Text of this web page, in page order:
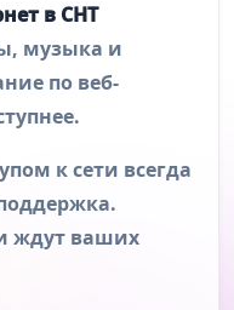
в СНТ
музыка и
по веб-
к сети всегда
ждут ваших